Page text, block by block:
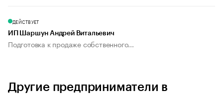
ДЕЙСТВУЕТ
ИП Шаршун Андрей Витальевич
Подготовка к продаже собственного...
Другие предприниматели в